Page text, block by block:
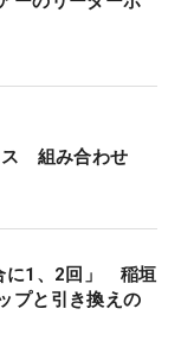
ス 組み合わせ
に1、2回」 稲垣
プと引き換えの